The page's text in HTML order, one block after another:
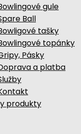
gule
Ball
tašky
topánky
Pásky
a platba
produkty